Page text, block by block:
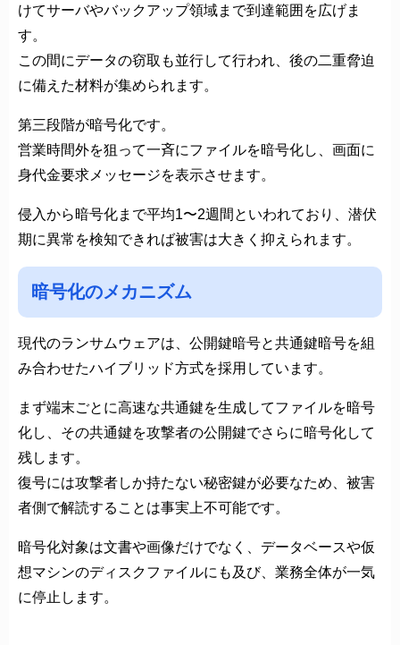
けてサーバやバックアップ領域まで到達範囲を広げま
す。
この間にデータの窃取も並行して行われ、後の二重脅迫
に備えた材料が集められます。
第三段階が暗号化です。
営業時間外を狙って一斉にファイルを暗号化し、画面に
身代金要求メッセージを表示させます。
侵入から暗号化まで平均1〜2週間といわれており、潜伏
期に異常を検知できれば被害は大きく抑えられます。
暗号化のメカニズム
現代のランサムウェアは、公開鍵暗号と共通鍵暗号を組
み合わせたハイブリッド方式を採用しています。
まず端末ごとに高速な共通鍵を生成してファイルを暗号
化し、その共通鍵を攻撃者の公開鍵でさらに暗号化して
残します。
復号には攻撃者しか持たない秘密鍵が必要なため、被害
者側で解読することは事実上不可能です。
暗号化対象は文書や画像だけでなく、データベースや仮
想マシンのディスクファイルにも及び、業務全体が一気
に停止します。